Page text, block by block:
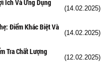
Ích Và Ứng Dụng
(14.02.2025)
Điểm Khác Biệt Và
(14.02.2025)
Tra Chất Lượng
(12.02.2025)